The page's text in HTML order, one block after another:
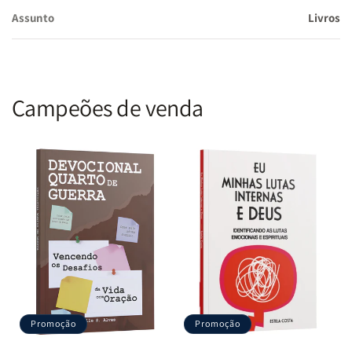
Assunto Livros
Campeões de venda
Promoção Promoção